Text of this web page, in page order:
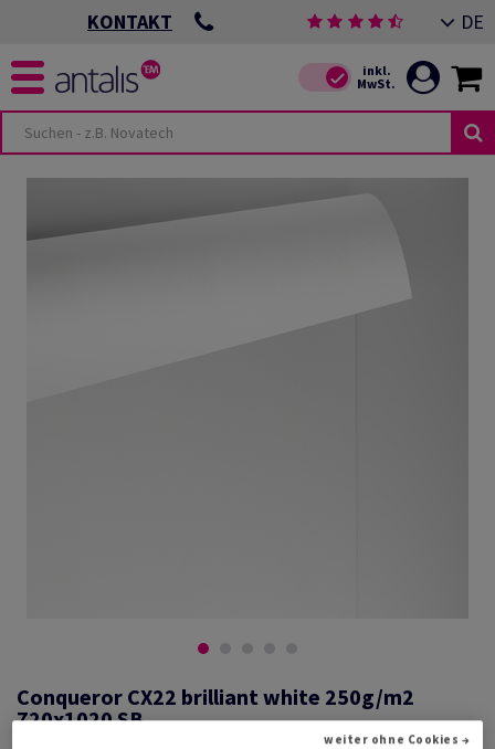
KONTAKT DE
Conqueror CX22 brilliant white 250g/m2
720x1020 SB
weiter ohne Cookies →